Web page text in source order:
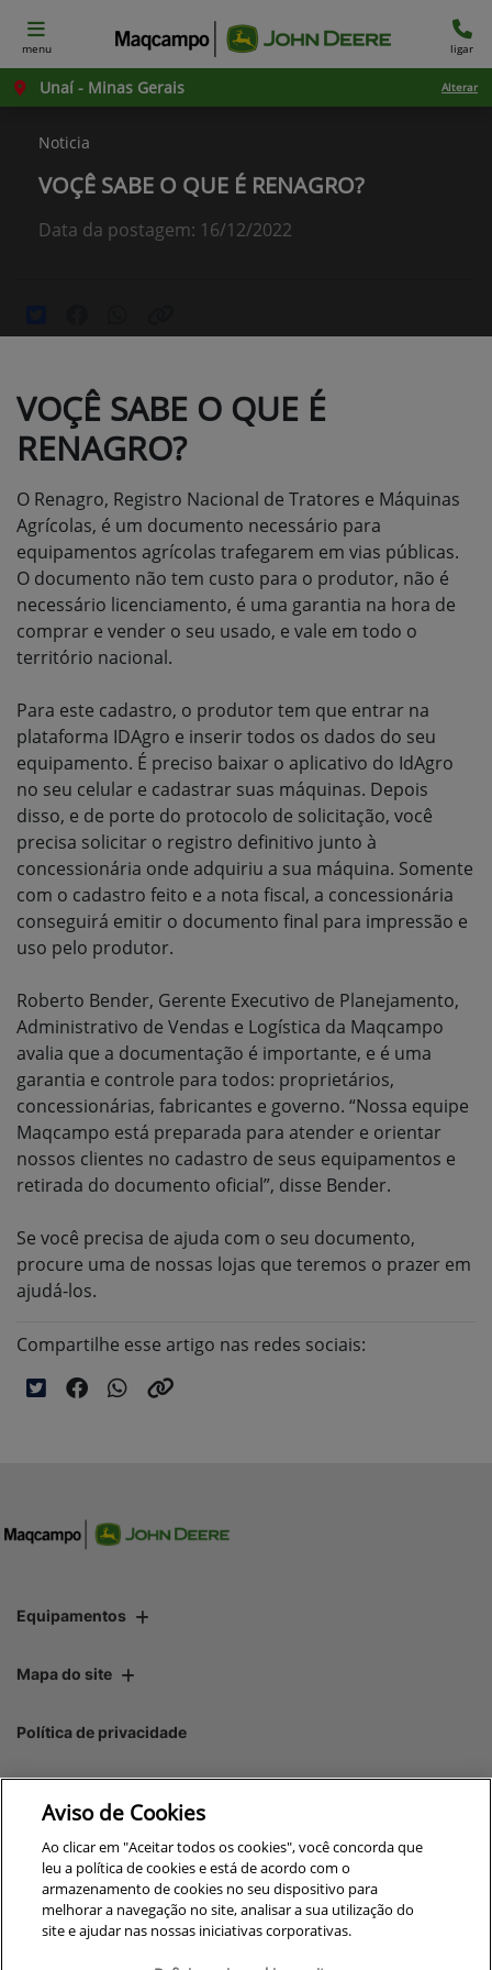
menu ligar
Unaí - Minas Gerais Alterar
Noticia
VOÇÊ SABE O QUE É RENAGRO?
Data da postagem: 16/12/2022
VOÇÊ SABE O QUE É
RENAGRO?
O Renagro, Registro Nacional de Tratores e Máquinas
Agrícolas, é um documento necessário para
equipamentos agrícolas trafegarem em vias públicas.
O documento não tem custo para o produtor, não é
necessário licenciamento, é uma garantia na hora de
comprar e vender o seu usado, e vale em todo o
território nacional.
Para este cadastro, o produtor tem que entrar na
plataforma IDAgro e inserir todos os dados do seu
equipamento. É preciso baixar o aplicativo do IdAgro
no seu celular e cadastrar suas máquinas. Depois
disso, e de porte do protocolo de solicitação, você
precisa solicitar o registro definitivo junto à
concessionária onde adquiriu a sua máquina. Somente
com o cadastro feito e a nota fiscal, a concessionária
conseguirá emitir o documento final para impressão e
uso pelo produtor.
Roberto Bender, Gerente Executivo de Planejamento,
Administrativo de Vendas e Logística da Maqcampo
avalia que a documentação é importante, e é uma
garantia e controle para todos: proprietários,
concessionárias, fabricantes e governo. “Nossa equipe
Maqcampo está preparada para atender e orientar
nossos clientes no cadastro de seus equipamentos e
retirada do documento oficial”, disse Bender.
Se você precisa de ajuda com o seu documento,
procure uma de nossas lojas que teremos o prazer em
ajudá-los.
Compartilhe esse artigo nas redes sociais:
Equipamentos
Mapa do site
Política de privacidade
CNPJ: 00.970.771/0005-35
No trânsito, enxergar o outro
Aviso de Cookies
Ao clicar em "Aceitar todos os cookies", você concorda que
leu a política de cookies e está de acordo com o
armazenamento de cookies no seu dispositivo para
melhorar a navegação no site, analisar a sua utilização do
site e ajudar nas nossas iniciativas corporativas.